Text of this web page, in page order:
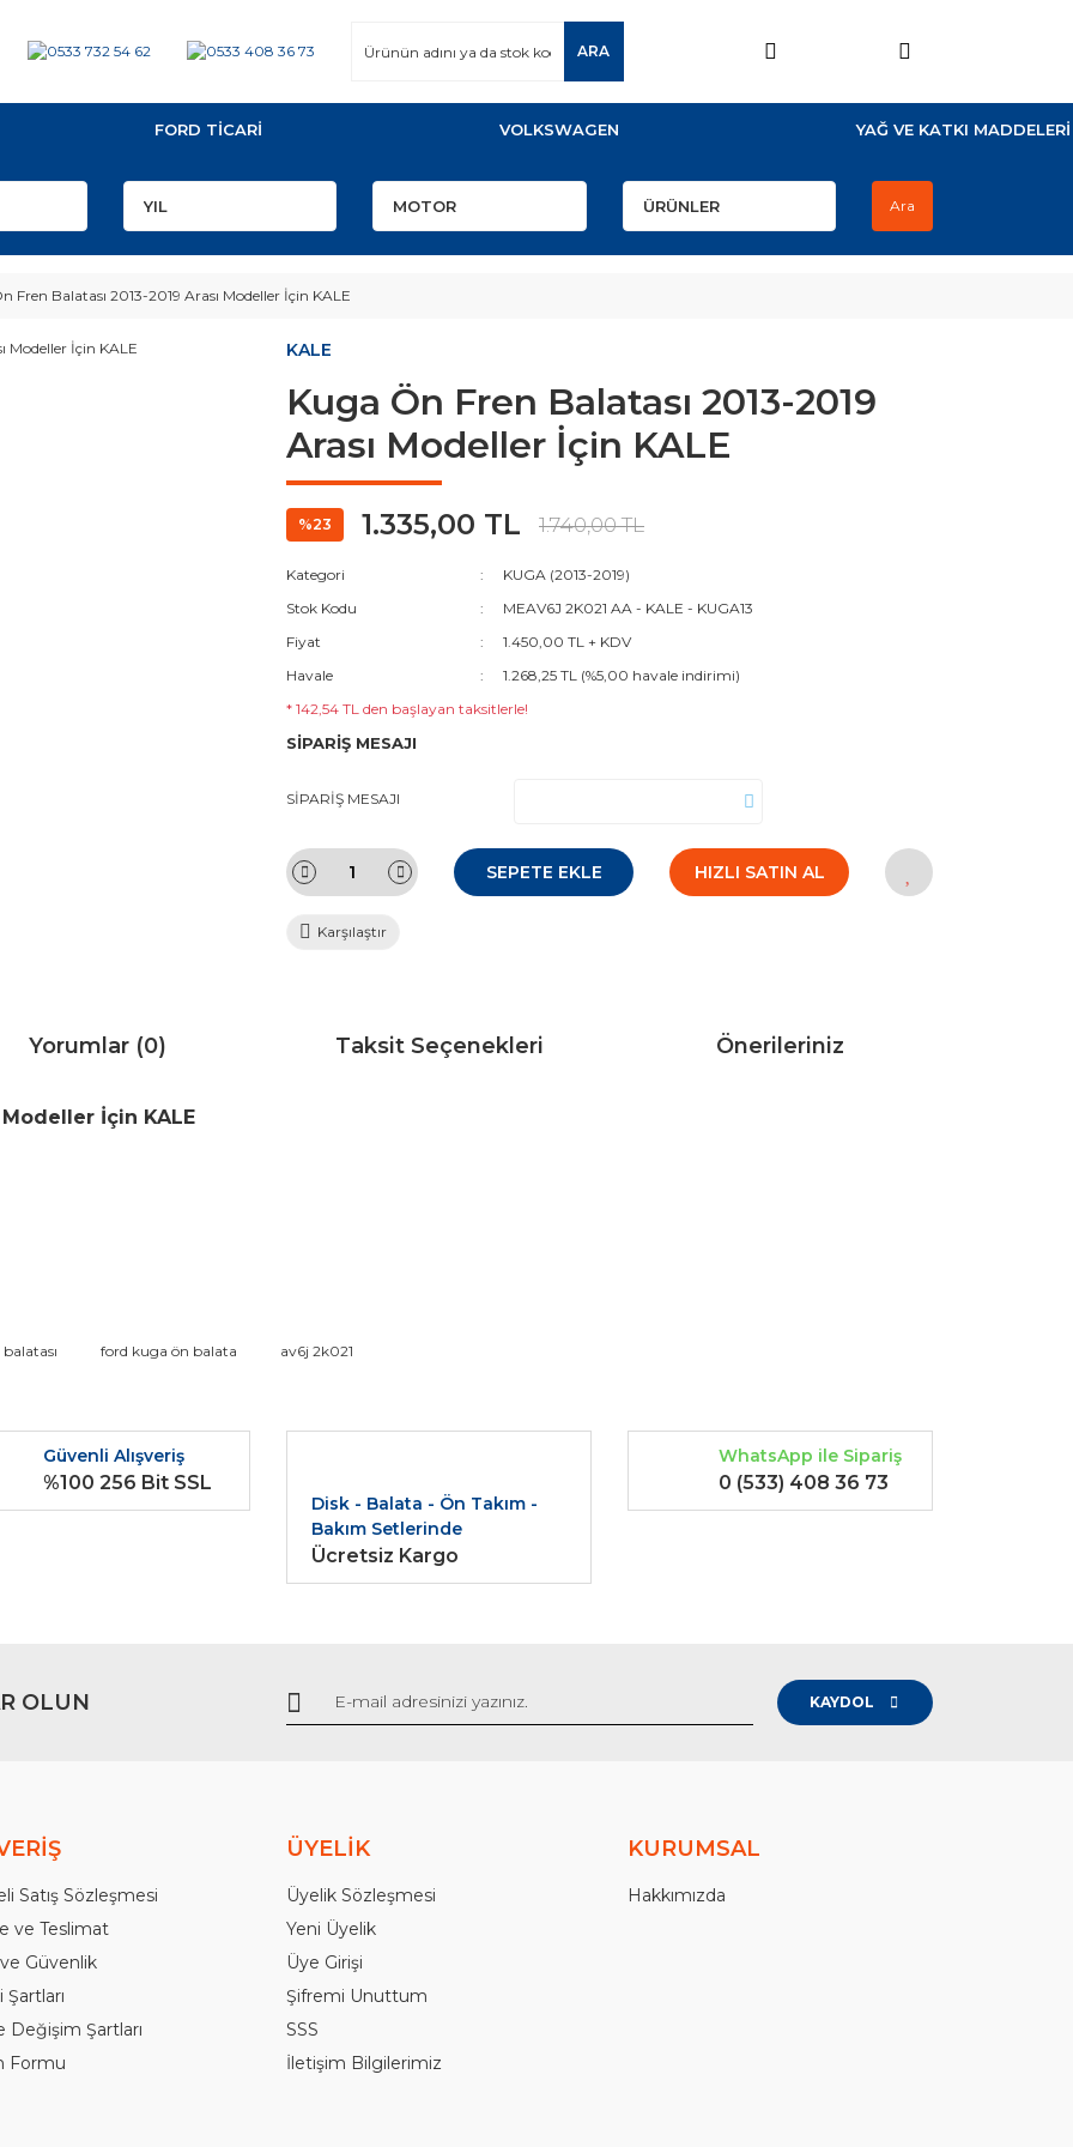
ARA
FORD TİCARİ VOLKSWAGEN YAĞ VE KATKI MADDELERİ
Ara
Fren Balatası 2013-2019 Arası Modeller İçin KALE
KALE
Kuga Ön Fren Balatası 2013-2019
Arası Modeller İçin KALE
%23 1.335,00 TL 1.740,00 TL
Kategori
KUGA (2013-2019)
Stok Kodu
MEAV6J 2K021 AA - KALE - KUGA13
Fiyat
1.450,00 TL + KDV
Havale
1.268,25 TL (%5,00 havale indirimi)
* 142,54 TL den başlayan taksitlerle!
SİPARİŞ MESAJI
SİPARİŞ MESAJI
SEPETE EKLE HIZLI SATIN AL
Karşılaştır
Yorumlar (0) Taksit Seçenekleri Önerileriniz
Modeller İçin KALE
diğer konularda yetersiz gördüğünüz noktaları öneri formunu kullanarak tarafımıza iletebilirsiniz.
Gönder
ford kuga ön balata av6j 2k021
Güvenli Alışveriş
%100 256 Bit SSL
Disk - Balata - Ön Takım -
Bakım Setlerinde
Ücretsiz Kargo
WhatsApp ile Sipariş
0 (533) 408 36 73
OLUN KAYDOL
Satış Sözleşmesi
ve Teslimat
Güvenlik
Şartları
Değişim Şartları
Formu
ÜYELİK
Üyelik Sözleşmesi
Yeni Üyelik
Üye Girişi
Şifremi Unuttum
SSS
İletişim Bilgilerimiz
KURUMSAL
Hakkımızda